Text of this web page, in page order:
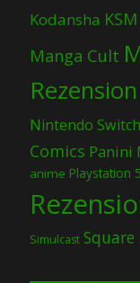
Kodansha KSM
Manga Cult
Rezension
Nintendo Switch
Comics Panini
anime Playstation 5
Simulcast Square